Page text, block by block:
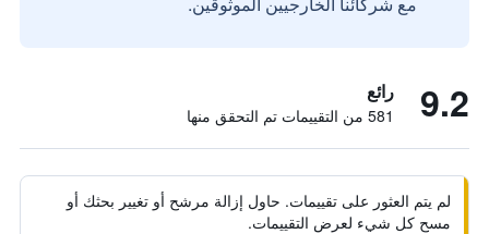
9.2 رائع
581 من التقييمات تم التحقق منها
لم يتم العثور على تقييمات. حاول إزالة مرشح أو تغيير بحثك أو
مسح كل شيء لعرض التقييمات.